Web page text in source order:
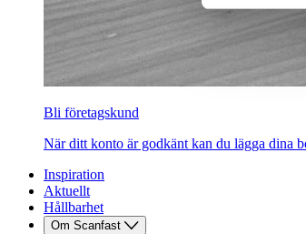
Bli företagskund
När ditt konto är godkänt kan du lägga dina
Inspiration
Aktuellt
Hållbarhet
Om Scanfast